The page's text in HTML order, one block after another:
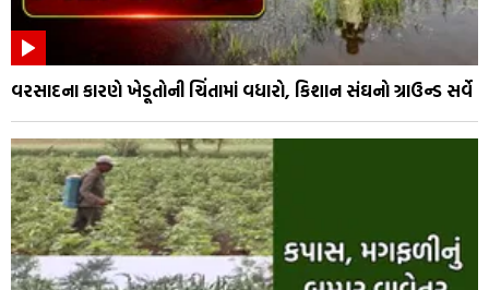
વરસાદના કારણે ખેડૂતોની ચિંતામાં વધારો, કિશાન સંઘનો ગ્રાઉન્ડ સર્વે